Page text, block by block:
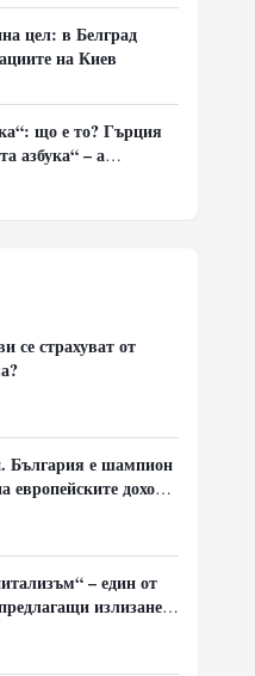
цел: в Белград
на Киев
що е то? Гърция
азбука“ – а
неподготвена
се страхуват от
България е шампион
европейските доходи
1%, надминава
– един от
излизане